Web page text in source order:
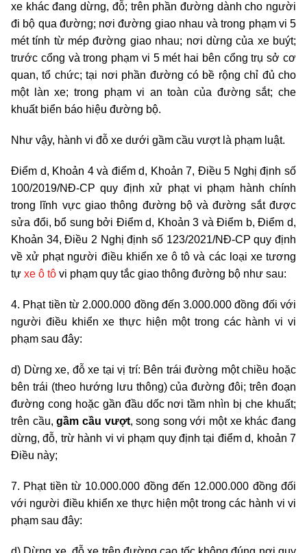
xe khác đang dừng, đỗ; trên phần đường dành cho người
đi bộ qua đường; nơi đường giao nhau và trong phạm vi 5
mét tính từ mép đường giao nhau; nơi dừng của xe buýt;
trước cổng và trong phạm vi 5 mét hai bên cổng trụ sở cơ
quan, tổ chức; tại nơi phần đường có bề rộng chỉ đủ cho
một làn xe; trong phạm vi an toàn của đường sắt; che
khuất biển báo hiệu đường bộ.
Như vậy, hành vi đỗ xe dưới gầm cầu vượt là phạm luật.
Điểm d, Khoản 4 và điểm d, Khoản 7, Điều 5 Nghị định số
100/2019/NĐ-CP quy định xử phạt vi phạm hành chính
trong lĩnh vực giao thông đường bộ và đường sắt được
sửa đổi, bổ sung bởi Điểm d, Khoản 3 và Điểm b, Điểm d,
Khoản 34, Điều 2 Nghị định số 123/2021/NĐ-CP quy định
về xử phạt người điều khiển xe ô tô và các loại xe tương
tự xe ô tô vi phạm quy tắc giao thông đường bộ như sau:
4. Phạt tiền từ 2.000.000 đồng đến 3.000.000 đồng đối với
người điều khiển xe thực hiện một trong các hành vi vi
phạm sau đây:
d) Dừng xe, đỗ xe tại vị trí: Bên trái đường một chiều hoặc
bên trái (theo hướng lưu thông) của đường đôi; trên đoạn
đường cong hoặc gần đầu dốc nơi tầm nhìn bị che khuất;
trên cầu,gầm cầu vượt, song song với một xe khác đang
dừng, đỗ, trừ hành vi vi phạm quy định tại điểm d, khoản 7
Điều này;
7. Phạt tiền từ 10.000.000 đồng đến 12.000.000 đồng đối
với người điều khiển xe thực hiện một trong các hành vi vi
phạm sau đây: